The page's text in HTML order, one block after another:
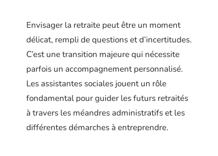
Envisager la retraite peut être un moment
délicat, rempli de questions et d’incertitudes.
C’est une transition majeure qui nécessite
parfois un accompagnement personnalisé.
Les assistantes sociales jouent un rôle
fondamental pour guider les futurs retraités
à travers les méandres administratifs et les
différentes démarches à entreprendre.